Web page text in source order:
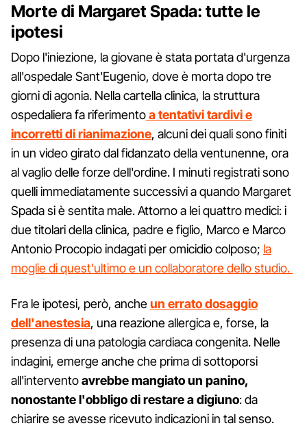
Morte di Margaret Spada: tutte le
ipotesi
Dopo l'iniezione, la giovane è stata portata d'urgenza
all'ospedale Sant'Eugenio, dove è morta dopo tre
giorni di agonia. Nella cartella clinica, la struttura
ospedaliera fa riferimentoa tentativi tardivi e
incorretti di rianimazione, alcuni dei quali sono finiti
in un video girato dal fidanzato della ventunenne, ora
al vaglio delle forze dell'ordine. I minuti registrati sono
quelli immediatamente successivi a quando Margaret
Spada si è sentita male. Attorno a lei quattro medici: i
due titolari della clinica, padre e figlio, Marco e Marco
Antonio Procopio indagati per omicidio colposo; la
moglie di quest'ultimo e un collaboratore dello studio.
Fra le ipotesi, però, ancheun errato dosaggio
dell'anestesia, una reazione allergica e, forse, la
presenza di una patologia cardiaca congenita. Nelle
indagini, emerge anche che prima di sottoporsi
all'interventoavrebbe mangiato un panino,
nonostante l'obbligo di restare a digiuno: da
chiarire se avesse ricevuto indicazioni in tal senso.